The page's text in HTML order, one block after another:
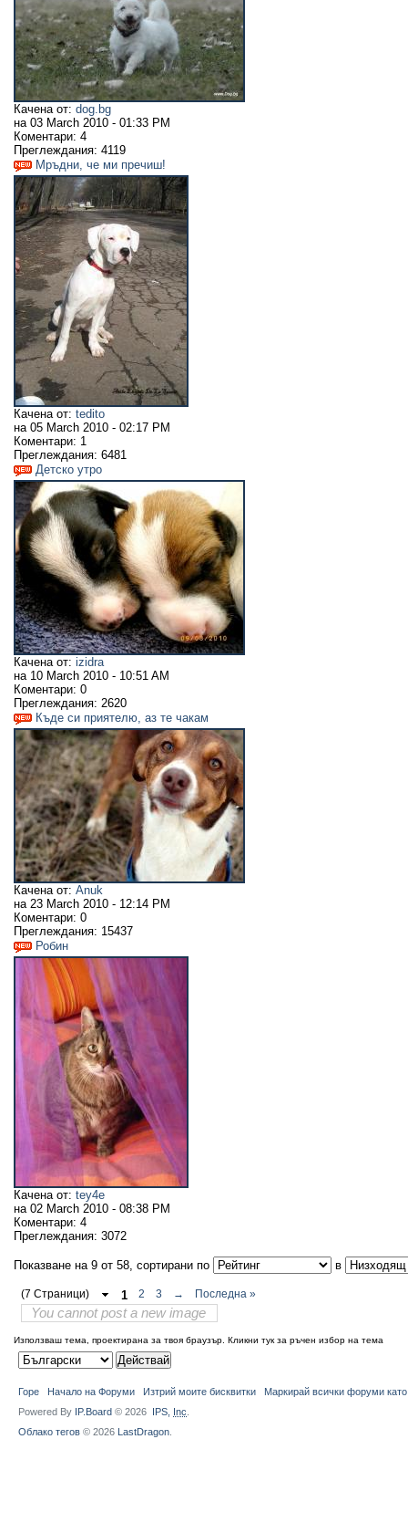
Качена от: dog.bg
на 03 March 2010 - 01:33 PM
Коментари: 4
Преглеждания: 4119
Мръдни, че ми пречиш!
Качена от: tedito
на 05 March 2010 - 02:17 PM
Коментари: 1
Преглеждания: 6481
Детско утро
Качена от: izidra
на 10 March 2010 - 10:51 AM
Коментари: 0
Преглеждания: 2620
Къде си приятелю, аз те чакам
Качена от: Anuk
на 23 March 2010 - 12:14 PM
Коментари: 0
Преглеждания: 15437
Робин
Качена от: tey4e
на 02 March 2010 - 08:38 PM
Коментари: 4
Преглеждания: 3072
Показване на 9 от 58, сортирани по в
(7 Страници) 1 2 3 → Последна »
You cannot post a new image
Използваш тема, проектирана за твоя браузър. Кликни тук за ръчен избор на тема
Горе Начало на Форуми Изтрий моите бисквитки
Маркирай всички форуми
Powered By IP.Board © 2026 IPS, Inc
Облако тегов © 2026 LastDragon